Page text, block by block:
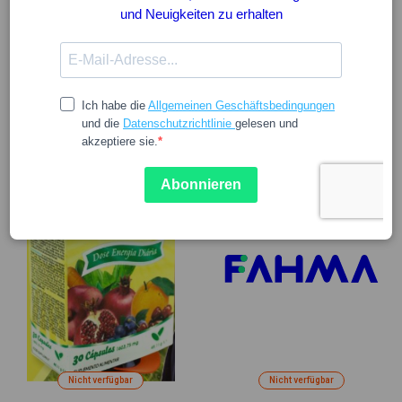
ALVITONE
FILTER REINIGUNG VON FILTERN
Nicht verfügbar Nicht verfügbar